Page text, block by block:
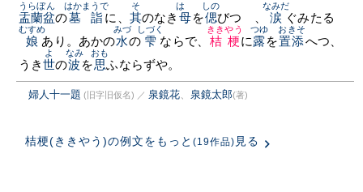
盂蘭盆
うらぼん
の墓詣
はかまうで
に、 其
そ
のなき 母
はゝ
を偲
しの
びつゝ、 涙
なみだ
ぐみたる
娘
むすめ
あり。あかの水
みづ
の 雫
しづく
ならで、 桔梗
ききやう
に露
つゆ
を置添
おきそ
へつ、
うき世
よ
の波
なみ
を思
おも
ふならずや。
婦人十一題 (旧字旧仮名) ／ 泉鏡花、 泉鏡太郎(著)
桔梗(ききやう)の例文をもっと (19作品) 見る